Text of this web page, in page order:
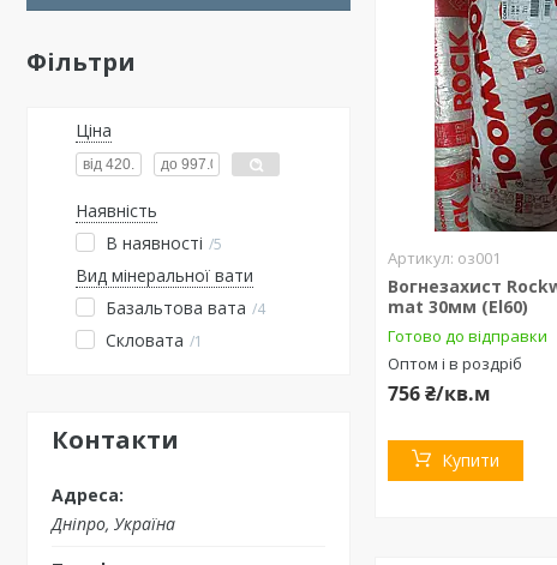
Фільтри
Ціна
Наявність
В наявності 5
Вид мінеральної вати
Базальтова вата
4
Скловата 1
Контакти
Дніпро, Україна
оз001
Вогнезахист
mat 30мм (El60)
Готово до відправки
Оптом і в роздріб
756 ₴/кв.м
Купити